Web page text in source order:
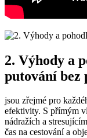
2. Výhody a
putování bez
jsou zřejmé pro
efektivity. S přímým
nádražích a
čas na cestování a